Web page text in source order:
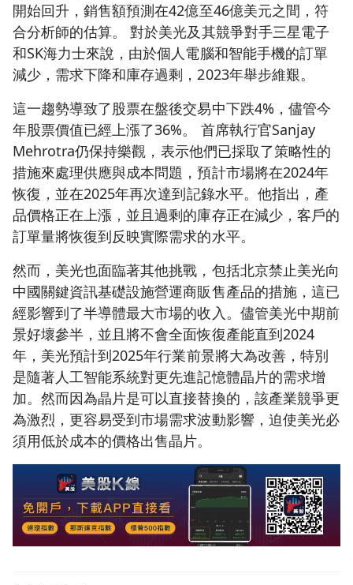
開始回升，銷售額預測在42億至46億美元之間，符
合分析師的估算。 對於美光及其競爭對手三星電子
和SK海力士來說，由於個人電腦和智能手機的訂單
減少，需求下降和庫存過剩，2023年舉步維艱。
這一趨勢導致了股票在盤後交易中下跌4%，儘管今
年股票價值已經上漲了36%。 首席執行官Sanjay
Mehrotra仍保持樂觀，表示他們已採取了策略性的
措施來處理供應與成本問題，預計市場將在2024年
恢復，並在2025年再次達到記錄水平。他指出，產
品價格正在上漲，並且過剩的庫存正在減少，客戶的
訂單量將恢復到反映實際需求的水平。
然而，美光也面臨著其他挑戰，包括北京禁止美光向
中國關鍵資訊基礎設施營運商販售產品的措施，這已
經影響到了半導體最大市場的收入。儘管美光中期前
景好壞參半，並且將不會全面恢復產能直到2024
年，美光預計到2025年行業前景將大為改善，特別
是隨著人工智能系統對更先進記憶體晶片的需求增
加。然而因為晶片是可以直接替換的，該產業競爭更
為激烈，更容易受到市場需求波動影響，迫使美光必
須用低於成本的價格出售晶片。